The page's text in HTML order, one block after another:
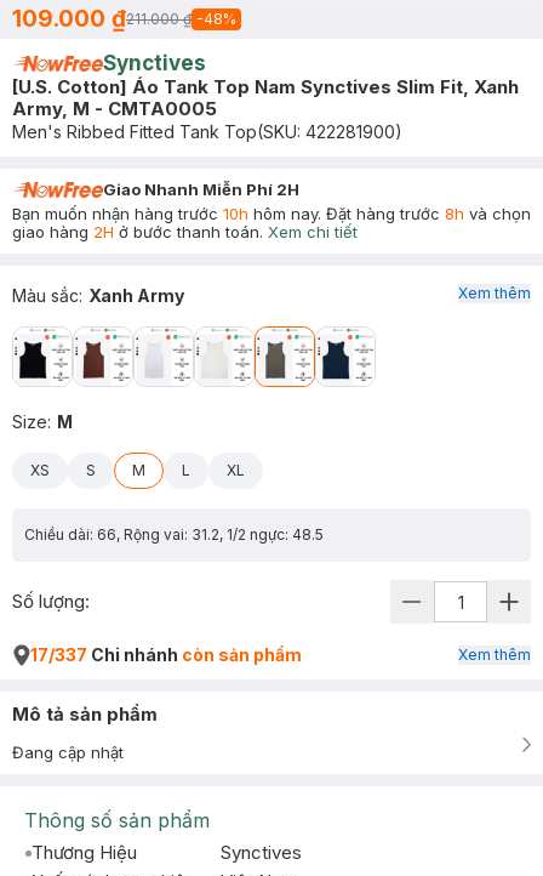
109.000 ₫211.000 ₫ -48%
Synctives
[U.S. Cotton] Áo Tank Top Nam Synctives Slim Fit, Xanh
Army, M - CMTA0005
Men's Ribbed Fitted Tank Top(SKU: 422281900)
Giao Nhanh Miễn Phí 2H
Bạn muốn nhận hàng trước 10h hôm nay. Đặt hàng trước 8h và chọn
giao hàng 2H ở bước thanh toán. Xem chi tiết
Màu sắc: Xanh Army
Size: M
XS S M L XL
Chiều dài: 66, Rộng vai: 31.2, 1/2 ngực: 48.5
Xem thêm
Số lượng:
17/337 Chi nhánh còn sản phẩm Xem thêm
Mô tả sản phẩm
Đang cập nhật
Thông số sản phẩm
Thương Hiệu
Synctives